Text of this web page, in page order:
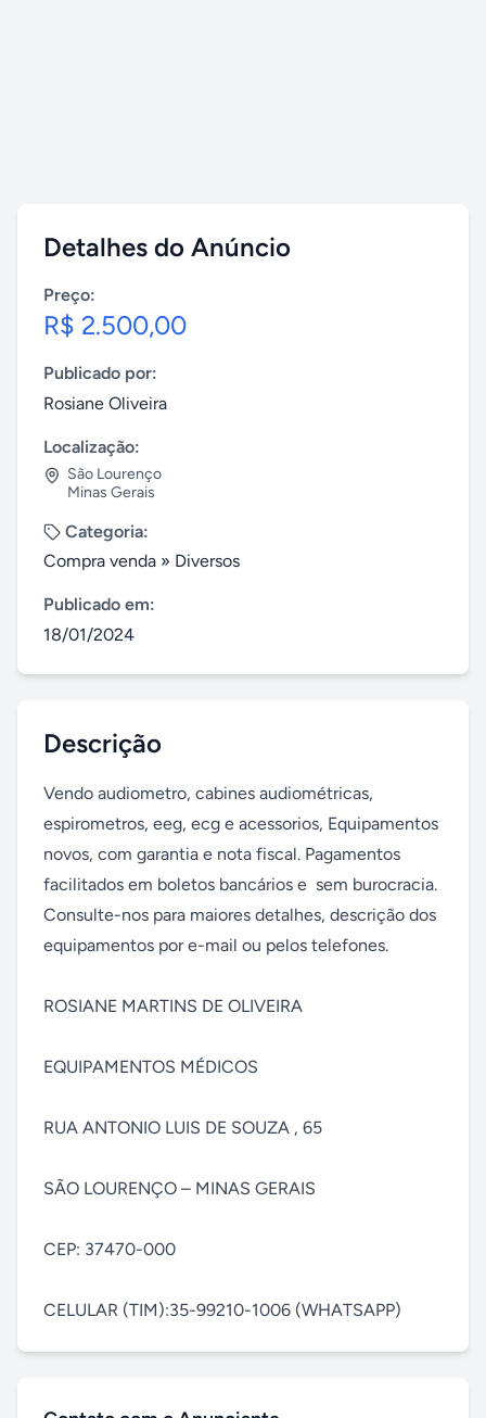
Detalhes do Anúncio
Preço:
R$ 2.500,00
Publicado por:
Rosiane Oliveira
Localização:
São Lourenço
Minas Gerais
Categoria:
Compra venda » Diversos
Publicado em:
18/01/2024
Descrição
Vendo audiometro, cabines audiométricas,
espirometros, eeg, ecg e acessorios, Equipamentos
novos, com garantia e nota fiscal. Pagamentos
facilitados em boletos bancários e  sem burocracia.
Consulte-nos para maiores detalhes, descrição dos
equipamentos por e-mail ou pelos telefones.
ROSIANE MARTINS DE OLIVEIRA
EQUIPAMENTOS MÉDICOS
RUA ANTONIO LUIS DE SOUZA , 65
SÃO LOURENÇO – MINAS GERAIS
CEP: 37470-000
CELULAR (TIM):35-99210-1006 (WHATSAPP)